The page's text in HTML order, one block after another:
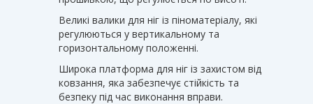
Великі валики для ніг із піноматеріалу, які
регулюються у вертикальному та
горизонтальному положенні.
Широка платформа для ніг із захистом від
ковзання, яка забезпечує стійкість та
безпеку під час виконання вправи.